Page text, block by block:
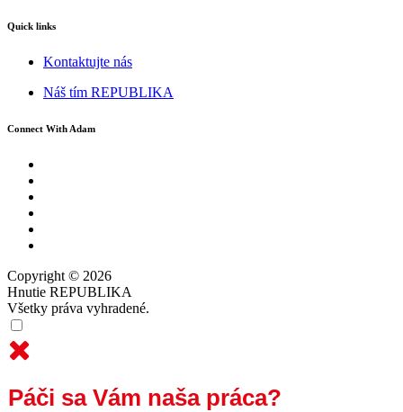
Quick links
Kontaktujte nás
Náš tím REPUBLIKA
Connect With Adam
Copyright © 2026
Hnutie REPUBLIKA
Všetky práva vyhradené.
Páči sa Vám naša práca?